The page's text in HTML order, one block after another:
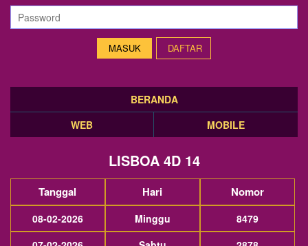
DAFTAR
BERANDA
WEB
MOBILE
LISBOA 4D 14
Tanggal Hari Nomor
08-02-2026 Minggu
8479